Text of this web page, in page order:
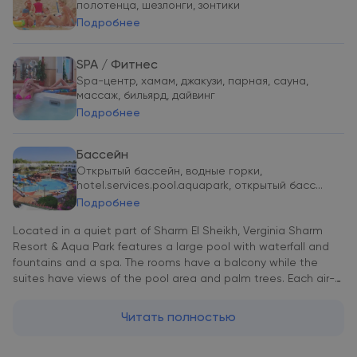
полотенца, шезлонги, зонтики
Подробнее
SPA / Фитнес
Spa-центр, хамам, джакузи, парная, сауна,
массаж, бильярд, дайвинг
Подробнее
Бассейн
Открытый бассейн, водные горки,
hotel.services.pool.aquapark, открытый басс...
Подробнее
Located in a quiet part of Sharm El Sheikh, Verginia Sharm
Resort & Aqua Park features a large pool with waterfall and
fountains and a spa. The rooms have a balcony while the
suites have views of the pool area and palm trees. Each air-
Читать полностью